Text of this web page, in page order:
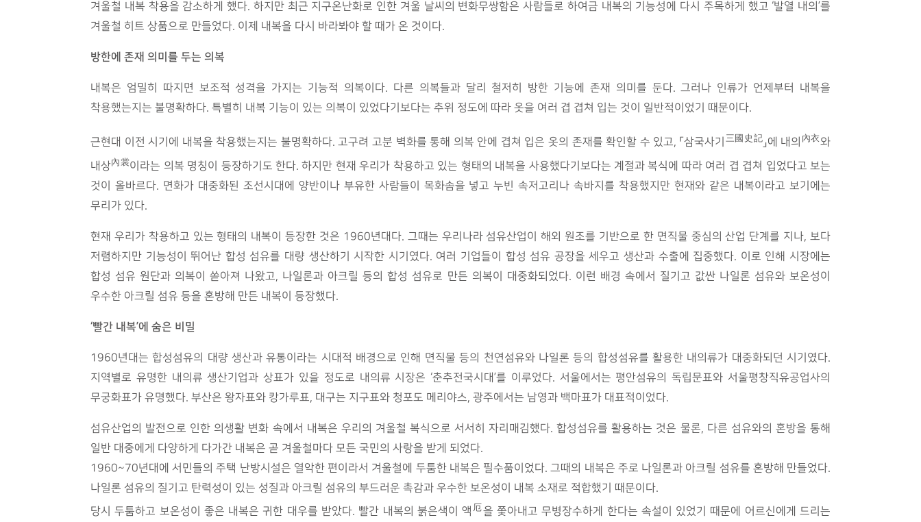
겨울철 내복 착용을 감소하게 했다. 하지만 최근 지구온난화로 인한 겨울 날씨의 변화무쌍함은 사람들로 하여금 내복의 기능성에 다시 주목하게 했고 ‘발열 내의’를
겨울철 히트 상품으로 만들었다. 이제 내복을 다시 바라봐야 할 때가 온 것이다.
방한에 존재 의미를 두는 의복
내복은 엄밀히 따지면 보조적 성격을 가지는 기능적 의복이다. 다른 의복들과 달리 철저히 방한 기능에 존재 의미를 둔다. 그러나 인류가 언제부터 내복을
착용했는지는 불명확하다. 특별히 내복 기능이 있는 의복이 있었다기보다는 추위 정도에 따라 옷을 여러 겹 겹쳐 입는 것이 일반적이었기 때문이다.
근현대 이전 시기에 내복을 착용했는지는 불명확하다. 고구려 고분 벽화를 통해 의복 안에 겹쳐 입은 옷의 존재를 확인할 수 있고, 「삼국사기 三國史記 」에 내의 內衣와
내상內裳이라는 의복 명칭이 등장하기도 한다. 하지만 현재 우리가 착용하고 있는 형태의 내복을 사용했다기보다는 계절과 복식에 따라 여러 겹 겹쳐 입었다고 보는
것이 올바르다. 면화가 대중화된 조선시대에 양반이나 부유한 사람들이 목화솜을 넣고 누빈 속저고리나 속바지를 착용했지만 현재와 같은 내복이라고 보기에는
무리가 있다.
현재 우리가 착용하고 있는 형태의 내복이 등장한 것은 1960년대다. 그때는 우리나라 섬유산업이 해외 원조를 기반으로 한 면직물 중심의 산업 단계를 지나, 보다
저렴하지만 기능성이 뛰어난 합성 섬유를 대량 생산하기 시작한 시기였다. 여러 기업들이 합성 섬유 공장을 세우고 생산과 수출에 집중했다. 이로 인해 시장에는
합성 섬유 원단과 의복이 쏟아져 나왔고, 나일론과 아크릴 등의 합성 섬유로 만든 의복이 대중화되었다. 이런 배경 속에서 질기고 값싼 나일론 섬유와 보온성이
우수한 아크릴 섬유 등을 혼방해 만든 내복이 등장했다.
‘빨간 내복’에 숨은 비밀
1960년대는 합성섬유의 대량 생산과 유통이라는 시대적 배경으로 인해 면직물 등의 천연섬유와 나일론 등의 합성섬유를 활용한 내의류가 대중화되던 시기였다.
지역별로 유명한 내의류 생산기업과 상표가 있을 정도로 내의류 시장은 ‘춘추전국시대’를 이루었다. 서울에서는 평안섬유의 독립문표와 서울평창직유공업사의
무궁화표가 유명했다. 부산은 왕자표와 캉가루표, 대구는 지구표와 청포도 메리야스, 광주에서는 남영과 백마표가 대표적이었다.
섬유산업의 발전으로 인한 의생활 변화 속에서 내복은 우리의 겨울철 복식으로 서서히 자리매김했다. 합성섬유를 활용하는 것은 물론, 다른 섬유와의 혼방을 통해
일반 대중에게 다양하게 다가간 내복은 곧 겨울철마다 모든 국민의 사랑을 받게 되었다.
1960~70년대에 서민들의 주택 난방시설은 열악한 편이라서 겨울철에 두툼한 내복은 필수품이었다. 그때의 내복은 주로 나일론과 아크릴 섬유를 혼방해 만들었다.
나일론 섬유의 질기고 탄력성이 있는 성질과 아크릴 섬유의 부드러운 촉감과 우수한 보온성이 내복 소재로 적합했기 때문이다.
당시 두툼하고 보온성이 좋은 내복은 귀한 대우를 받았다. 빨간 내복의 붉은색이 액 厄을 쫓아내고 무병장수하게 한다는 속설이 있었기 때문에 어르신에게 드리는